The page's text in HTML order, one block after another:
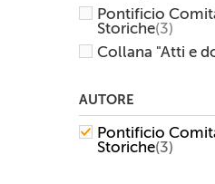
Pontificio
Storiche(3)
Collana "Atti e
AUTORE
Pontificio
Storiche(3)